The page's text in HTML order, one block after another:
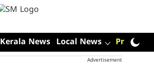
Kerala News Local News Premium
Advertisement